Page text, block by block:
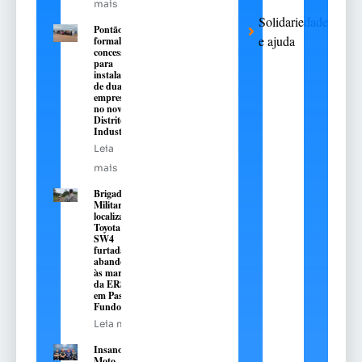
mais
Pontão
formaliza
concessões
para
instalação
de duas
empresas
no novo
Distrito
Industrial
Leia
mais
Brigada
Militar
localiza
Toyota Hilux
SW4
furtada e
abandonada
às margens
da ERS-324,
em Passo
Fundo
Leia mais
Insanos
Solidariedade
e ajuda